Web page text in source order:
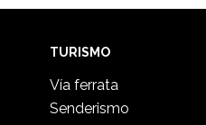
TURISMO
Vía ferrata
Senderismo